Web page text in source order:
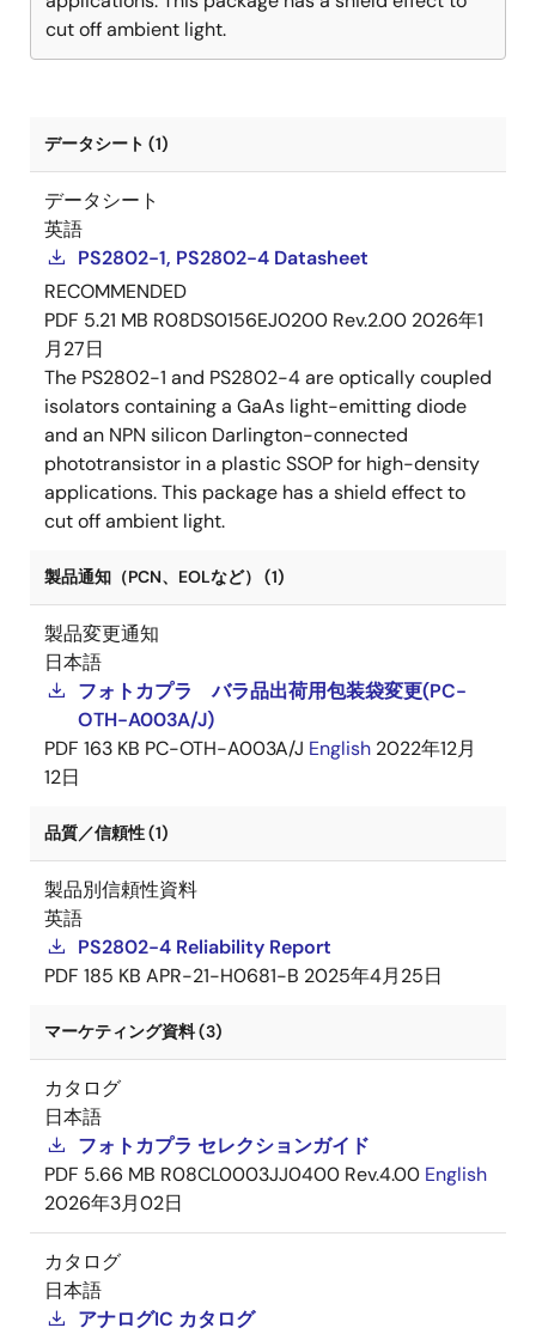
cut off ambient light.
データシート (1)
データシート
英語
PS2802-1, PS2802-4 Datasheet
RECOMMENDED
PDF 5.21 MB R08DS0156EJ0200 Rev.2.00 2026年1
月27日
The PS2802-1 and PS2802-4 are optically coupled
isolators containing a GaAs light-emitting diode
and an NPN silicon Darlington-connected
phototransistor in a plastic SSOP for high-density
applications. This package has a shield effect to
cut off ambient light.
製品通知（PCN、EOLなど） (1)
製品変更通知
日本語
フォトカプラ バラ品出荷用包装袋変更(PC-
OTH-A003A/J)
PDF 163 KB PC-OTH-A003A/J English 2022年12月
12日
品質／信頼性 (1)
製品別信頼性資料
英語
PS2802-4 Reliability Report
PDF 185 KB APR-21-H0681-B 2025年4月25日
マーケティング資料 (3)
カタログ
日本語
フォトカプラ セレクションガイド
PDF 5.66 MB R08CL0003JJ0400 Rev.4.00 English
2026年3月02日
カタログ
日本語
アナログIC カタログ